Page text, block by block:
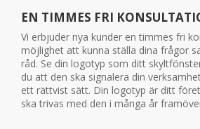
EN TIMMES FRI
Vi erbjuder nya kunder en timmes fri
möjlighet att kunna ställa dina frågor
råd. Se din logotyp som ditt
du att den ska signalera din
ett rättvist sätt. Din logotyp är ditt
ska trivas med den i många år